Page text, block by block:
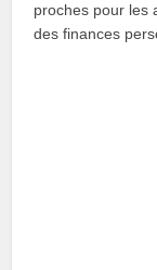
proches pour les
des finances